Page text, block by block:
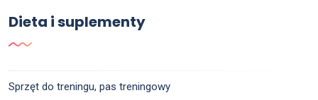
Dieta i suplementy
Sprzęt do treningu, pas treningowy